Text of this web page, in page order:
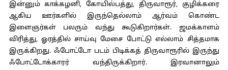
இன்னும் காக்கழனி, கோயில்பத்து, திருவாரூர், குழிக்கரை
ஆகிய ஊர்களில் இருந்தெல்லாம் ஆர்வம் கொண்ட
இளைஞர்கள் பலரும் வந்து கூடுகிறார்கள். ஜமக்காளம்
விரித்து, ஓரத்தில் சாய்வு மேசை போட்டு எல்லாம் சித்தமாக
இருக்கிறது. ஃபோட்டோ படம் பிடிக்கத் திருவாரூரில் இருந்து
ஃபோட்டோக்காரர் வந்திருக்கிறார். இரவானாலும்